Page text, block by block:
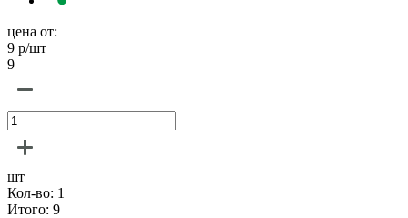
цена от:
9 р/шт
9
шт
Кол-во: 1
Итого: 9